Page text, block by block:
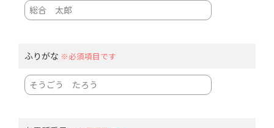
ふりがな ※必須項目です